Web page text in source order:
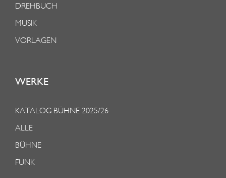
DREHBUCH
MUSIK
VORLAGEN
WERKE
KATALOG BÜHNE 2025/26
ALLE
BÜHNE
FUNK